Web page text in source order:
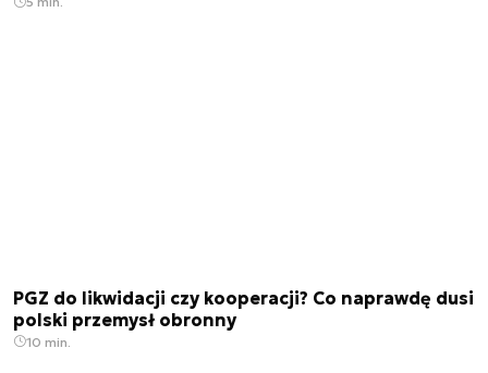
PGZ do likwidacji czy kooperacji? Co naprawdę dusi
polski przemysł obronny
10 min.